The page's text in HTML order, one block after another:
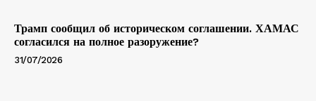
Трамп сообщил об историческом соглашении. ХАМАС
согласился на полное разоружение?
31/07/2026